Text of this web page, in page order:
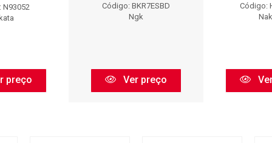
N93052
preço
Código: BKR7ESBD
Ngk
Ver preço
Código: